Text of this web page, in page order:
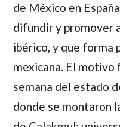
de México en
difundir y promover
ibérico, y que forma
mexicana. El motivo
semana del estado
donde se montaron